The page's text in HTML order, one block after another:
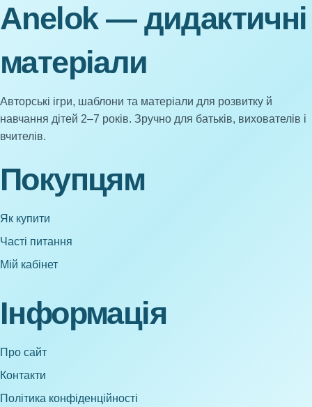
Anelok — дидактичні
матеріали
Авторські ігри, шаблони та матеріали для розвитку й
навчання дітей 2–7 років. Зручно для батьків, вихователів і
вчителів.
Покупцям
Як купити
Часті питання
Мій кабінет
Інформація
Про сайт
Контакти
Політика конфіденційності